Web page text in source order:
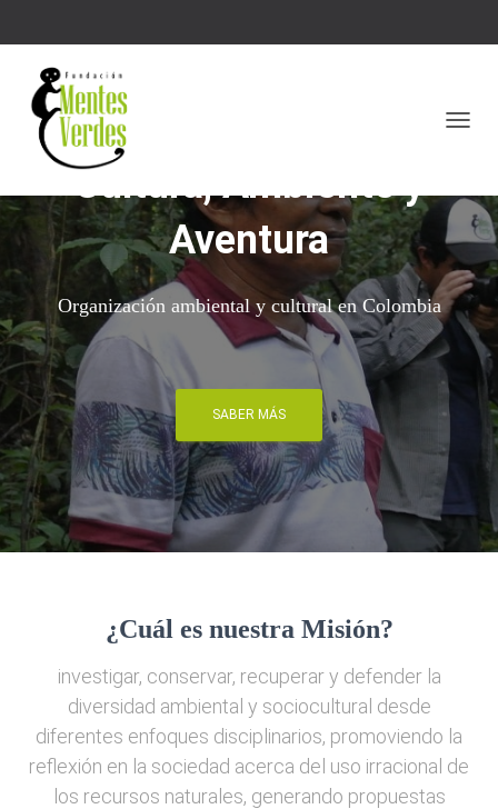
Cultura, Ambiente y
Aventura
Organización ambiental y cultural en Colombia
SABER MÁS
¿Cuál es nuestra Misión?
investigar, conservar, recuperar y defender la
diversidad ambiental y sociocultural desde
diferentes enfoques disciplinarios, promoviendo la
reflexión en la sociedad acerca del uso irracional de
los recursos naturales, generando propuestas